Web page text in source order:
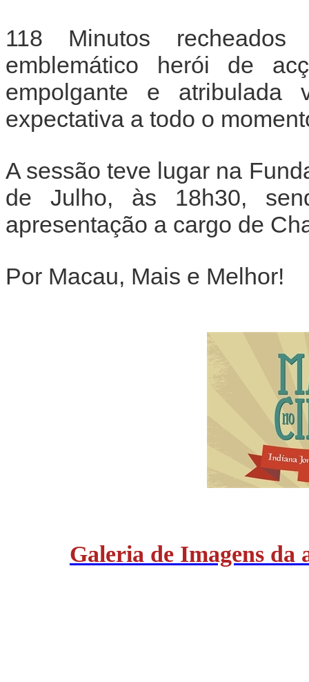
118 Minutos
emblemático herói de
empolgante e atribulada
expectativa a todo o
A sessão teve lugar na
de Julho, às 18h30,
apresentação a cargo de
Por Macau, Mais e Melhor!
Galeria de Imagens da